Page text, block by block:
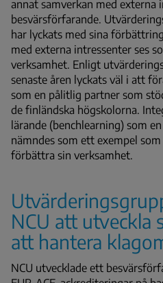
annat samverkan med externa
besvärsförfarande.
har lyckats med sina
med externa intressenter ses
verksamhet. Enligt
senaste åren lyckats väl i att
som en pålitlig partner som
de finländska högskolorna.
lärande (benchlearning) som
nämndes som ett exempel
förbättra sin verksamhet.
NCU att utveckla
att hantera
NCU utvecklade ett